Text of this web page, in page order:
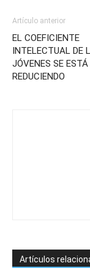
Artículo anterior
EL COEFICIENTE
INTELECTUAL DE
JÓVENES SE ESTÁ
REDUCIENDO
Artículos